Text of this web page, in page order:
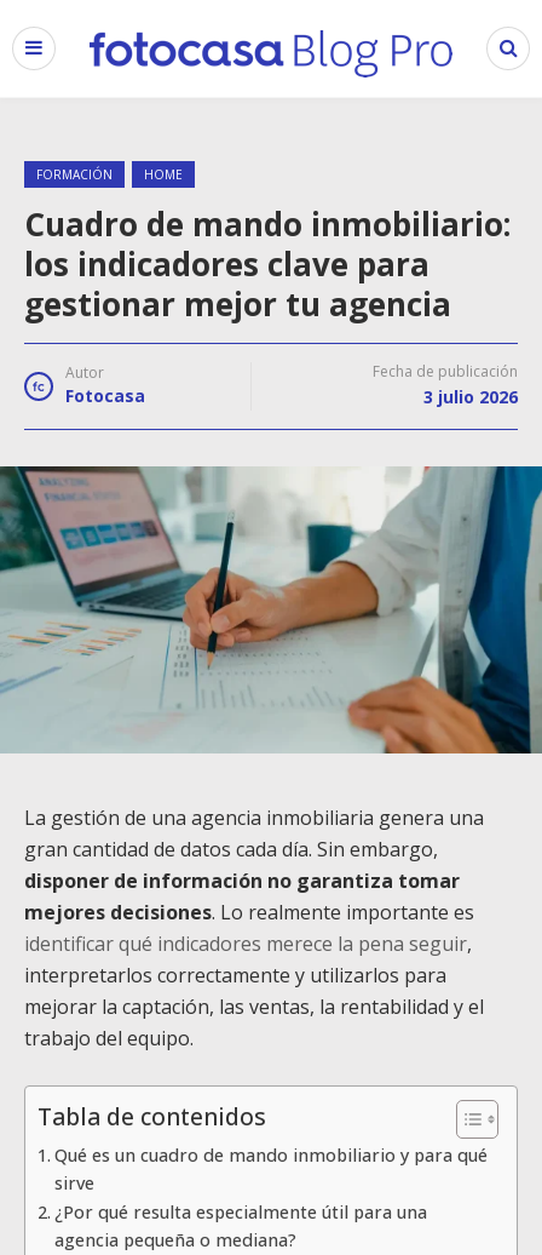
FORMACIÓN HOME
Cuadro de mando inmobiliario:
los indicadores clave para
gestionar mejor tu agencia
Autor
Fotocasa
Fecha de publicación
3 julio 2026
La gestión de una agencia inmobiliaria genera una
gran cantidad de datos cada día. Sin embargo,
disponer de información no garantiza tomar
mejores decisiones. Lo realmente importante es
identificar qué indicadores merece la pena seguir,
interpretarlos correctamente y utilizarlos para
mejorar la captación, las ventas, la rentabilidad y el
trabajo del equipo.
Tabla de contenidos
Qué es un cuadro de mando inmobiliario y para qué
sirve
¿Por qué resulta especialmente útil para una
agencia pequeña o mediana?